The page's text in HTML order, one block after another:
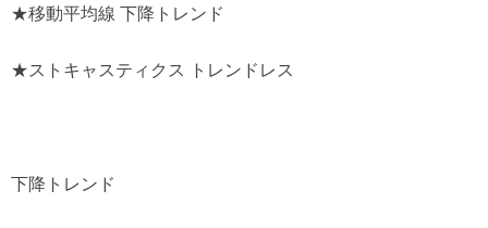
★移動平均線 下降トレンド
★ストキャスティクス トレンドレス
下降トレンド